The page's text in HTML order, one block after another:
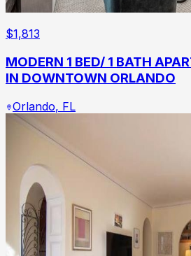
$1,813
MODERN 1 BED/ 1 BATH
IN DOWNTOWN ORLANDO
Orlando, FL